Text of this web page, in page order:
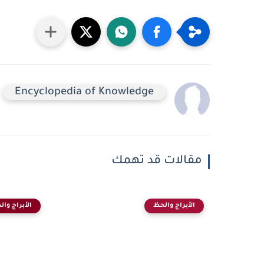
Encyclopedia of Knowledge
مقالات قد تهمك
الأبراج والحظ الأبراج